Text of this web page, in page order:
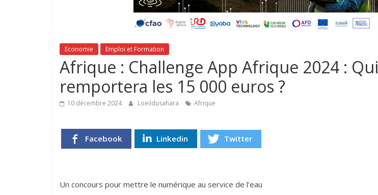
Economie Emploi et Formation
Afrique : Challenge App Afrique 2024 : Qui
remportera les 15 000 euros ?
10 décembre 2024 Loeildusahara Afrique
Facebook Linkedin Twitter
Un concours pour mettre le numérique au service de l’eau